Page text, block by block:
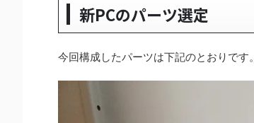
新PCのパーツ選定
今回構成したパーツは下記のとおりです。